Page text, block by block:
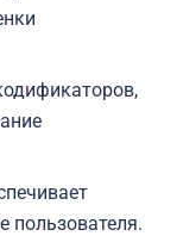
пользователя.